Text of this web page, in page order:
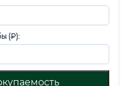
(₽):